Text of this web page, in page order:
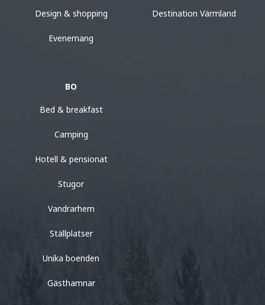
Design & shopping
Evenemang
Destination Värmland
BO
Bed & breakfast
Camping
Hotell & pensionat
Stugor
Vandrarhem
Ställplatser
Unika boenden
Gästhamnar